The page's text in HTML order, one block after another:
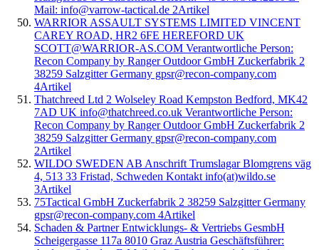
Mail: info@varrow-tactical.de 2Artikel
WARRIOR ASSAULT SYSTEMS LIMITED VINCENT
CAREY ROAD, HR2 6FE HEREFORD UK
SCOTT@WARRIOR-AS.COM Verantwortliche Person:
Recon Company by Ranger Outdoor GmbH Zuckerfabrik 2
38259 Salzgitter Germany gpsr@recon-company.com
4Artikel
Thatchreed Ltd 2 Wolseley Road Kempston Bedford, MK42
7AD UK info@thatchreed.co.uk Verantwortliche Person:
Recon Company by Ranger Outdoor GmbH Zuckerfabrik 2
38259 Salzgitter Germany gpsr@recon-company.com
2Artikel
WILDO SWEDEN AB Anschrift Trumslagar Blomgrens väg
4, 513 33 Fristad, Schweden Kontakt info(at)wildo.se
3Artikel
75Tactical GmbH Zuckerfabrik 2 38259 Salzgitter Germany
gpsr@recon-company.com 4Artikel
Schaden & Partner Entwicklungs- & Vertriebs GesmbH
Scheigergasse 117a 8010 Graz Austria Geschäftsführer: